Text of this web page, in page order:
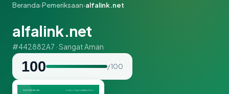
Beranda›Pemeriksaan›alfalink.net
alfalink.net
#442882A7 · Sangat Aman
100 / 100